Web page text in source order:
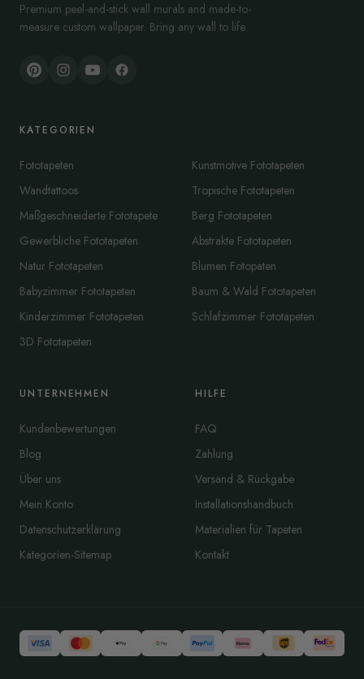
Premium peel-and-stick wall murals and made-to-
measure custom wallpaper. Bring any wall to life.
KATEGORIEN
Fototapeten
Wandtattoos
Maßgeschneiderte Fototapete
Gewerbliche Fototapeten
Natur Fototapeten
Babyzimmer Fototapeten
Kinderzimmer Fototapeten
3D Fototapeten
Kunstmotive Fototapeten
Tropische Fototapeten
Berg Fototapeten
Abstrakte Fototapeten
Blumen Fotopaten
Baum & Wald Fototapeten
Schlafzimmer Fototapeten
UNTERNEHMEN
Kundenbewertungen
Blog
Über uns
Mein Konto
Datenschutzerklärung
Kategorien-Sitemap
HILFE
FAQ
Zahlung
Versand & Rückgabe
Installationshandbuch
Materialien für Tapeten
Kontakt